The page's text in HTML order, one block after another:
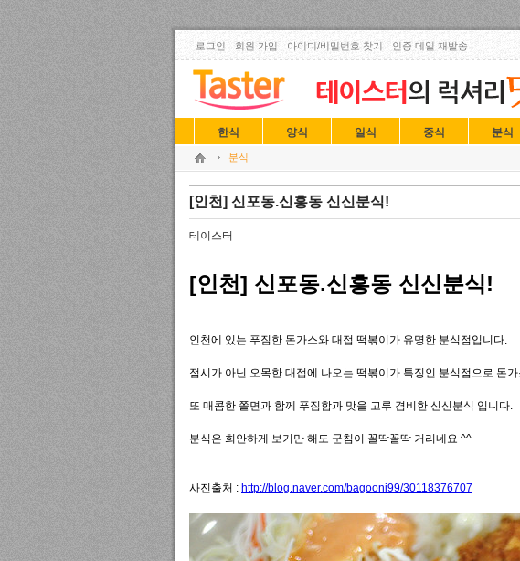
로그인 회원 가입 아이디/비밀번호 찾기 인증 메일 재발송
한식 양식 일식 중식 분식
분식
[인천] 신포동.신흥동 신신분식!
테이스터
[인천] 신포동.신흥동 신신분식!
인천에 있는 푸짐한 돈가스와 대접 떡볶이가 유명한 분식점입니다.
점시가 아닌 오목한 대접에 나오는 떡볶이가 특징인 분식점으로 돈
또 매콤한 쫄면과 함께 푸짐함과 맛을 고루 겸비한 신신분식 입니다.
분식은 희안하게 보기만 해도 군침이 꼴딱꼴딱 거리네요 ^^
사진출처 : http://blog.naver.com/bagooni99/30118376707